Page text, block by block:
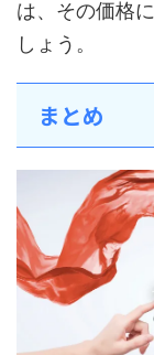
は、その価格
しょう。
まとめ